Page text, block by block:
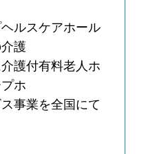
ルスケアホール
護
護付有料老人ホ
ホ
事業を全国にて